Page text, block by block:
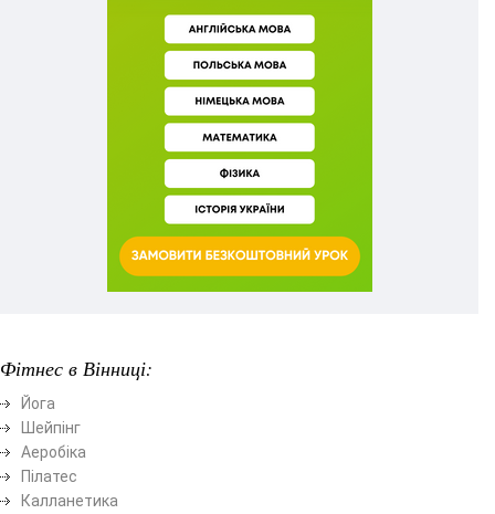
Фітнес в Вінниці:
Йога
Шейпінг
Аеробіка
Пілатес
Калланетика